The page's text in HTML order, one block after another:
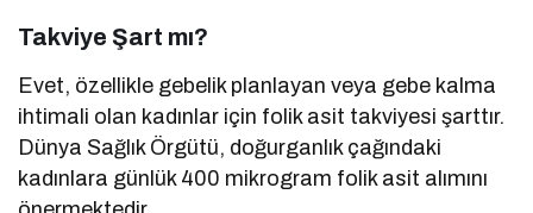
Takviye Şart mı?
Evet, özellikle gebelik planlayan veya gebe kalma
ihtimali olan kadınlar için folik asit takviyesi şarttır.
Dünya Sağlık Örgütü, doğurganlık çağındaki
kadınlara günlük 400 mikrogram folik asit alımını